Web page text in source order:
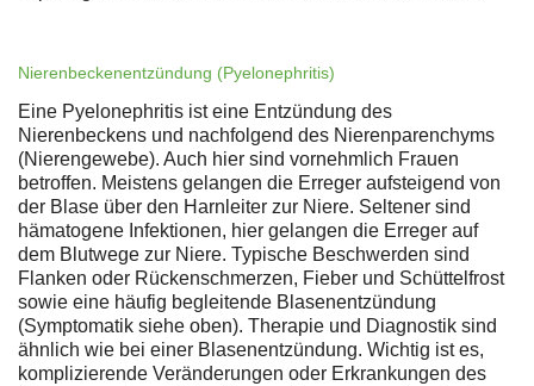
Nierenbeckenentzündung (Pyelonephritis)
Eine Pyelonephritis ist eine Entzündung des
Nierenbeckens und nachfolgend des Nierenparenchyms
(Nierengewebe). Auch hier sind vornehmlich Frauen
betroffen. Meistens gelangen die Erreger aufsteigend von
der Blase über den Harnleiter zur Niere. Seltener sind
hämatogene Infektionen, hier gelangen die Erreger auf
dem Blutwege zur Niere. Typische Beschwerden sind
Flanken oder Rückenschmerzen, Fieber und Schüttelfrost
sowie eine häufig begleitende Blasenentzündung
(Symptomatik siehe oben). Therapie und Diagnostik sind
ähnlich wie bei einer Blasenentzündung. Wichtig ist es,
komplizierende Veränderungen oder Erkrankungen des